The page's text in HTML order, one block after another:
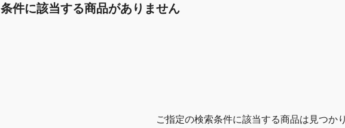
条件に該当する商品がありません
ご指定の検索条件に該当する商品は見つか